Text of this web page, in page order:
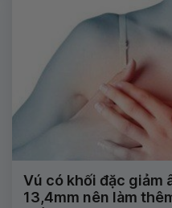
Vú có khối đặc giảm
13,4mm nên làm